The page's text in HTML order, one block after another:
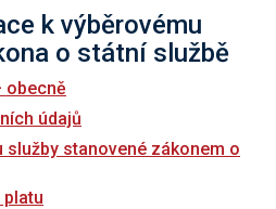
k výběrovému
o státní službě
obecně
údajů
služby stanovené zákonem o